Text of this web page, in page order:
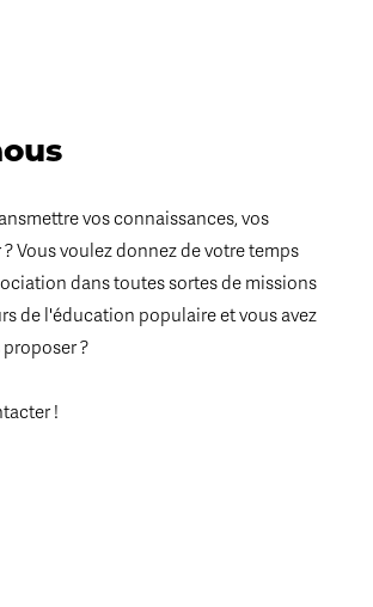
vos connaissances, vos
Vous voulez donnez de votre temps
dans toutes sortes de missions
de l'éducation populaire et vous avez
?
!